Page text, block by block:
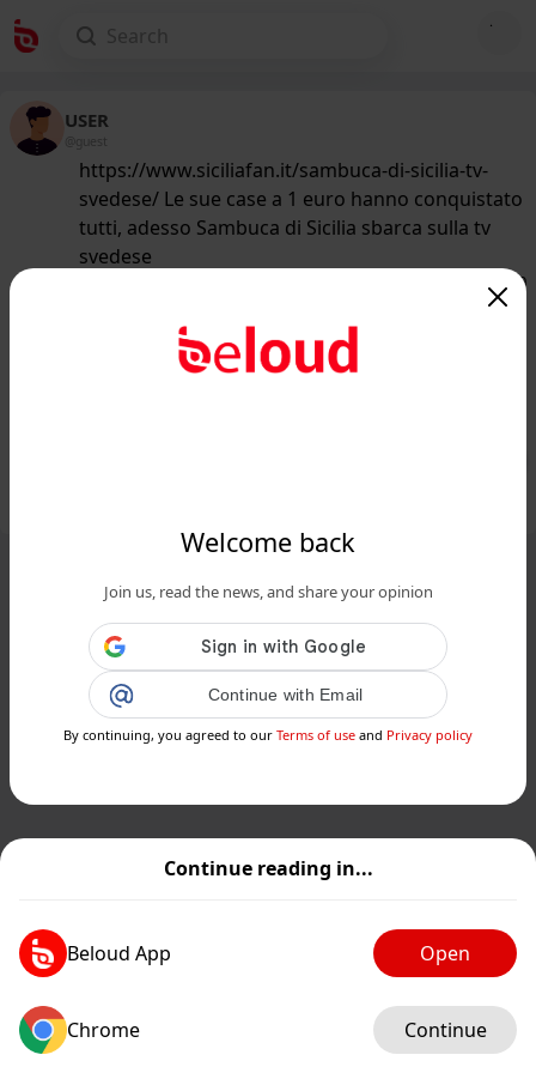
Continue reading in...
Beloud App Open
Chrome Continue
Welcome back
Join us, read the news, and share your opinion
Continue with Email
By continuing, you agreed to our Terms of use and Privacy policy
USER
@guest
https://www.siciliafan.it/sambuca-di-sicilia-tv-
svedese/ Le sue case a 1 euro hanno conquistato
tutti, adesso Sambuca di Sicilia sbarca sulla tv
svedese
/50
Con le case a 1 euro ha conquistato
tutti, adesso questo splendido borgo